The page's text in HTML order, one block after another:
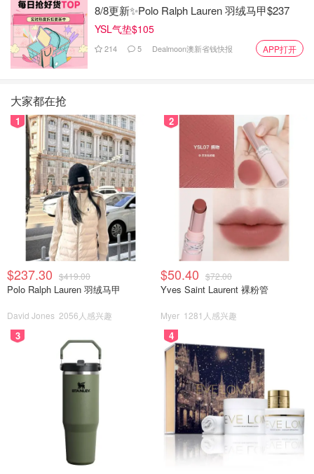
8/8更新✨Polo Ralph Lauren 羽绒马甲$237
YSL气垫$105
214 5 Dealmoon澳新省钱快报 APP打开
大家都在抢
1
$237.30 $419.00
Polo Ralph Lauren 羽绒马甲
David Jones 2056人感兴趣
2
$50.40 $72.00
Yves Saint Laurent 裸粉管
Myer 1281人感兴趣
3 4